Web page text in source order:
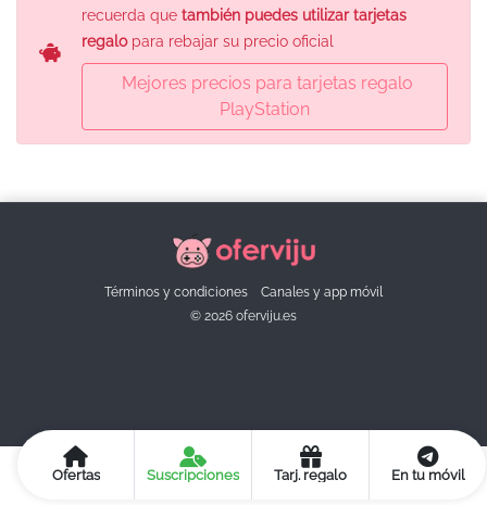
recuerda que también puedes utilizar tarjetas
regalopara rebajar su precio oficial
Mejores precios para tarjetas regalo
PlayStation
Términos y condiciones
Canales y app móvil
© 2026 oferviju.es
Ofertas Suscripciones Tarj. regalo En tu móvil